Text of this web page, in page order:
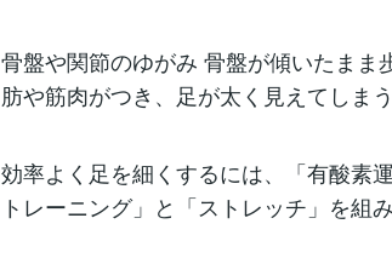
骨盤や関節のゆがみ 骨盤が傾いたま
肪や筋肉がつき、足が太く見えてしま
効率よく足を細くするには、「有酸素
トレーニング」と「ストレッチ」を組